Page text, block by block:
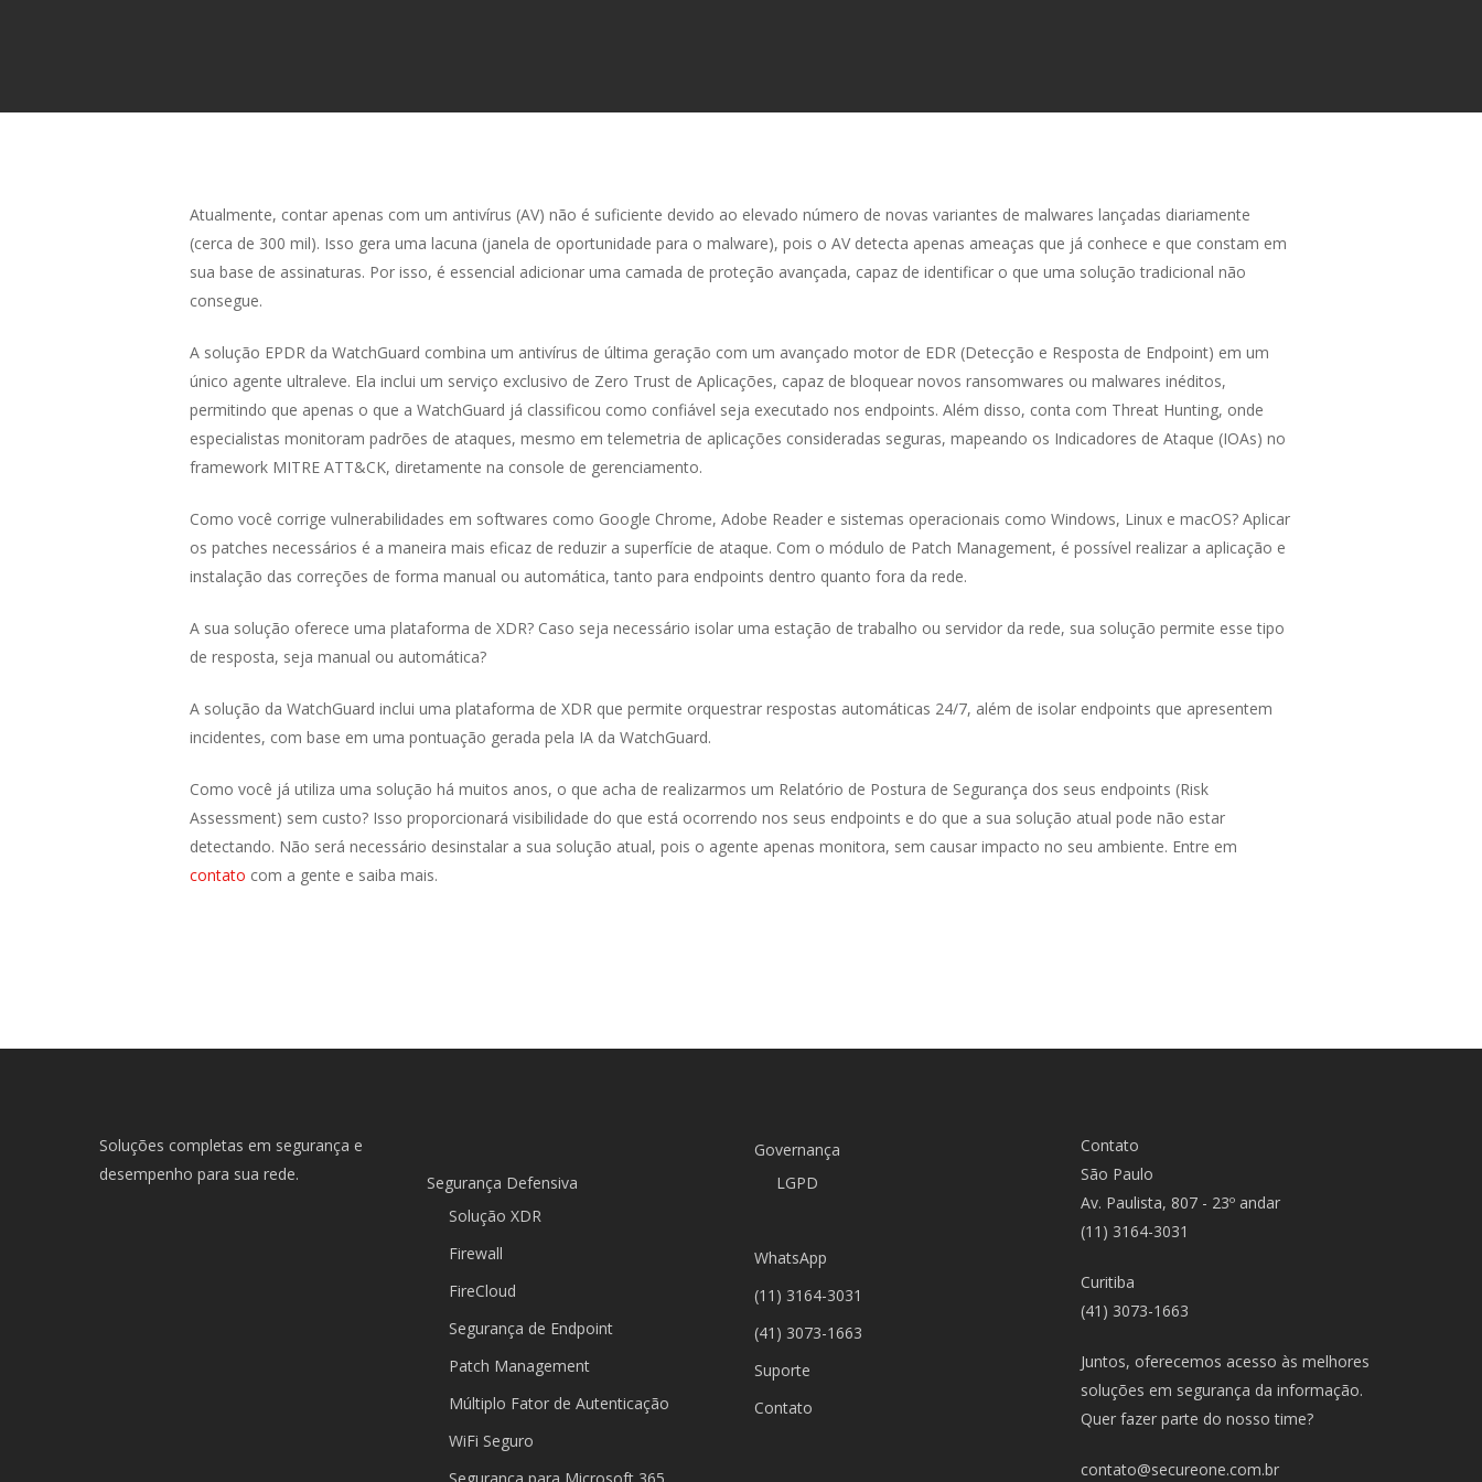
Atualmente, contar apenas com um antivírus (AV) não é suficiente devido ao elevado número de novas variantes de malwares lançadas diariamente
(cerca de 300 mil). Isso gera uma lacuna (janela de oportunidade para o malware), pois o AV detecta apenas ameaças que já conhece e que constam em
sua base de assinaturas. Por isso, é essencial adicionar uma camada de proteção avançada, capaz de identificar o que uma solução tradicional não
consegue.
A solução EPDR da WatchGuard combina um antivírus de última geração com um avançado motor de EDR (Detecção e Resposta de Endpoint) em um
único agente ultraleve. Ela inclui um serviço exclusivo de Zero Trust de Aplicações, capaz de bloquear novos ransomwares ou malwares inéditos,
permitindo que apenas o que a WatchGuard já classificou como confiável seja executado nos endpoints. Além disso, conta com Threat Hunting, onde
especialistas monitoram padrões de ataques, mesmo em telemetria de aplicações consideradas seguras, mapeando os Indicadores de Ataque (IOAs) no
framework MITRE ATT&CK, diretamente na console de gerenciamento.
Como você corrige vulnerabilidades em softwares como Google Chrome, Adobe Reader e sistemas operacionais como Windows, Linux e macOS? Aplicar
os patches necessários é a maneira mais eficaz de reduzir a superfície de ataque. Com o módulo de Patch Management, é possível realizar a aplicação e
instalação das correções de forma manual ou automática, tanto para endpoints dentro quanto fora da rede.
A sua solução oferece uma plataforma de XDR? Caso seja necessário isolar uma estação de trabalho ou servidor da rede, sua solução permite esse tipo
de resposta, seja manual ou automática?
A solução da WatchGuard inclui uma plataforma de XDR que permite orquestrar respostas automáticas 24/7, além de isolar endpoints que apresentem
incidentes, com base em uma pontuação gerada pela IA da WatchGuard.
Como você já utiliza uma solução há muitos anos, o que acha de realizarmos um Relatório de Postura de Segurança dos seus endpoints (Risk
Assessment) sem custo? Isso proporcionará visibilidade do que está ocorrendo nos seus endpoints e do que a sua solução atual pode não estar
detectando. Não será necessário desinstalar a sua solução atual, pois o agente apenas monitora, sem causar impacto no seu ambiente. Entre em
contato com a gente e saiba mais.
Soluções completas em segurança e
desempenho para sua rede.
Segurança Defensiva
Solução XDR
Firewall
FireCloud
Segurança de Endpoint
Patch Management
Múltiplo Fator de Autenticação
WiFi Seguro
Governança
LGPD
WhatsApp
(11) 3164-3031
(41) 3073-1663
Suporte
Contato
Contato
São Paulo
Av. Paulista, 807 - 23º andar
(11) 3164-3031
Curitiba
(41) 3073-1663
Juntos, oferecemos acesso às melhores
soluções em segurança da informação.
Quer fazer parte do nosso time?
contato@secureone.com.br